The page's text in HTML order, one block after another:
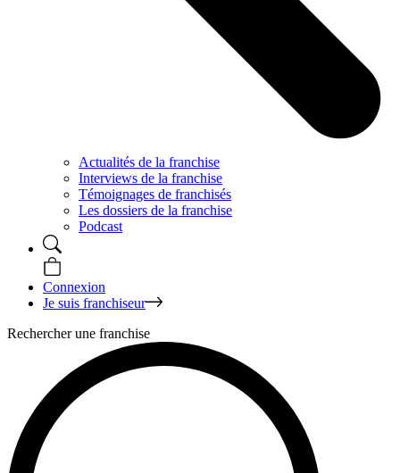
Actualités de la franchise
Interviews de la franchise
Témoignages de franchisés
Les dossiers de la franchise
Podcast
Connexion
Je suis franchiseur
Rechercher une franchise